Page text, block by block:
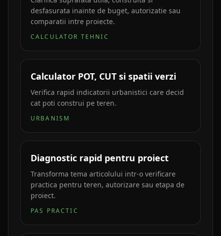
desfasurata inainte de buget, autorizatie sau
comparatii intre proiecte.
CALCULATOR TEHNIC
Calculator POT, CUT si spatii verzi
Verifica rapid indicatorii urbanistici care decid
cat poti construi pe teren.
URBANISM
Diagnostic rapid pentru proiect
Transforma tema articolului intr-o verificare
practica pentru teren, autorizare sau etapa de
proiect.
PAS PRACTIC